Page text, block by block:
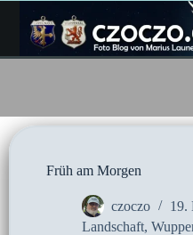
Inhalt
springen
Früh am Morgen
czoczo
19.
Landschaft,